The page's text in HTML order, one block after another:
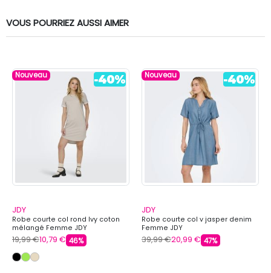
VOUS POURRIEZ AUSSI AIMER
Nouveau
JDY
Robe courte col rond Ivy coton
mélangé Femme JDY
19,99 €10,79 € 46%
Nouveau
JDY
Robe courte col v jasper denim
Femme JDY
39,99 €20,99 € 47%